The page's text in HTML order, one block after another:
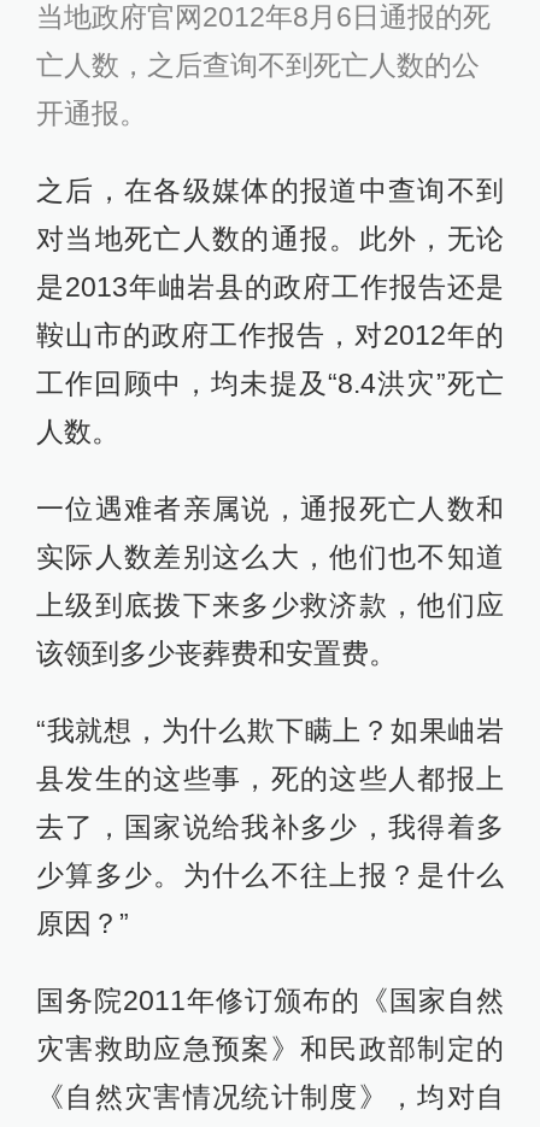
当地政府官网2012年8月6日通报的死
亡人数，之后查询不到死亡人数的公
开通报。
之后，在各级媒体的报道中查询不到
对当地死亡人数的通报。此外，无论
是2013年岫岩县的政府工作报告还是
鞍山市的政府工作报告，对2012年的
工作回顾中，均未提及“8.4洪灾”死亡
人数。
一位遇难者亲属说，通报死亡人数和
实际人数差别这么大，他们也不知道
上级到底拨下来多少救济款，他们应
该领到多少丧葬费和安置费。
“我就想，为什么欺下瞒上？如果岫岩
县发生的这些事，死的这些人都报上
去了，国家说给我补多少，我得着多
少算多少。为什么不往上报？是什么
原因？”
国务院2011年修订颁布的《国家自然
灾害救助应急预案》和民政部制定的
《自然灾害情况统计制度》，均对自